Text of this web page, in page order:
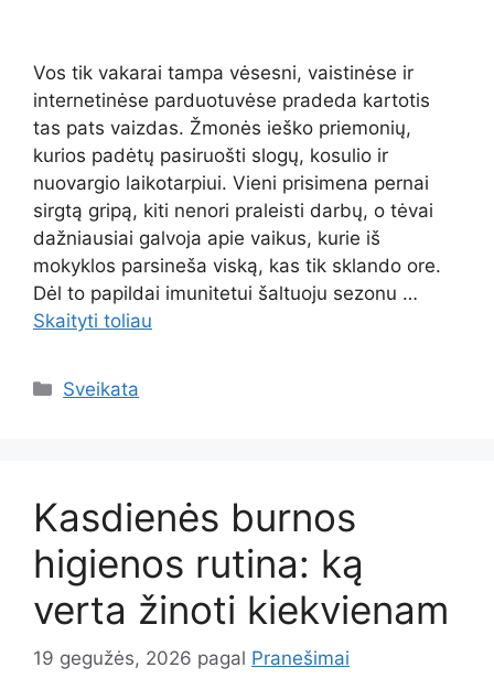
Vos tik vakarai tampa vėsesni, vaistinėse ir
internetinėse parduotuvėse pradeda kartotis
tas pats vaizdas. Žmonės ieško priemonių,
kurios padėtų pasiruošti slogų, kosulio ir
nuovargio laikotarpiui. Vieni prisimena pernai
sirgtą gripą, kiti nenori praleisti darbų, o tėvai
dažniausiai galvoja apie vaikus, kurie iš
mokyklos parsineša viską, kas tik sklando ore.
Dėl to papildai imunitetui šaltuoju sezonu …
Skaityti toliau
Kategorijos
Sveikata
Kasdienės burnos
higienos rutina: ką
verta žinoti kiekvienam
19 gegužės, 2026 pagal Pranešimai